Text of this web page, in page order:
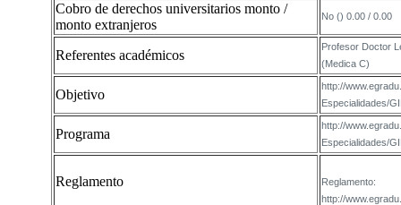
Cobro de derechos universitarios monto /
monto extranjeros
No () 0.00 / 0.00
Referentes académicos
Profesor Doctor
(Medica C)
Objetivo
http://
Especialidades/
Programa
http://
Especialidades/
Reglamento
Reglamento:
http://